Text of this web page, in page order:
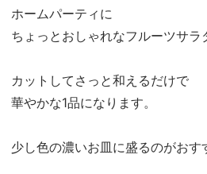
ホームパーティに
ちょっとおしゃれなフルーツサラ
カットしてさっと和えるだけで
華やかな1品になります。
少し色の濃いお皿に盛るのがおす